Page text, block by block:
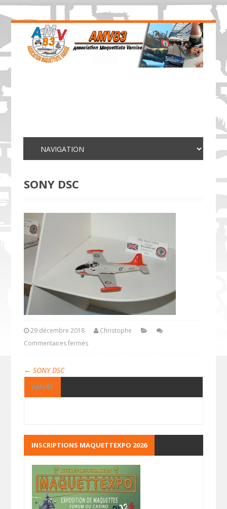
SONY DSC
29 décembre 2018
Christophe
Commentaires fermés
← SONY DSC
AMV83
INSCRIPTIONS MAQUETTEXPO 2026